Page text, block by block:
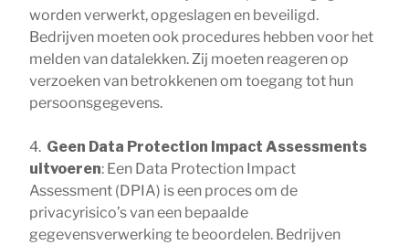
worden verwerkt, opgeslagen en beveiligd.
Bedrijven moeten ook procedures hebben voor het
melden van datalekken. Zij moeten reageren op
verzoeken van betrokkenen om toegang tot hun
persoonsgegevens.
4. Geen Data Protection Impact Assessments
uitvoeren: Een Data Protection Impact
Assessment (DPIA) is een proces om de
privacyrisico’s van een bepaalde
gegevensverwerking te beoordelen. Bedrijven